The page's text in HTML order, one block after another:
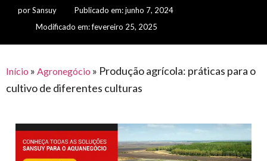
gratuitos
premiações
para
de
feira
visual
offshore
civil
piscinas
automotivo
móveis,
Transporte
e logística
armazenagem
lonas
vida
caminhoneiro
porSansuy Publicado em:junho 7, 2024
Modificado em: fevereiro 25, 2025
Início » Agronegócio » Produção agrícola: práticas para o
cultivo de diferentes culturas